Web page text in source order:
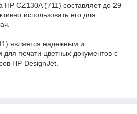
HP CZ130A (711) составляет до 29
использовать его для
является надежным и
печати цветных документов с
HP DesignJet.